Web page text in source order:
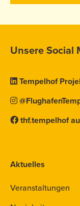
Unsere Social
Tempelhof
thf.tempelhof
Aktuelles
Veranstaltungen